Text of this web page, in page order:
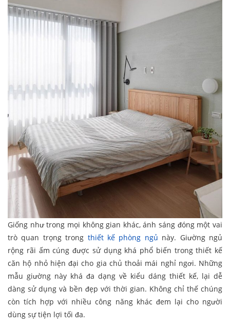
Giống như trong mọi không gian khác, ánh sáng đóng một vai
trò quan trọng trong thiết kế phòng ngủ này. Giường ngủ
rộng rãi ấm cúng được sử dụng khá phổ biến trong thiết kế
căn hộ nhỏ hiện đại cho gia chủ thoải mái nghỉ ngơi. Những
mẫu giường này khá đa dạng về kiểu dáng thiết kế, lại dễ
dàng sử dụng và bền đẹp với thời gian. Không chỉ thế chúng
còn tích hợp với nhiều công năng khác đem lại cho người
dùng sự tiện lợi tối đa.